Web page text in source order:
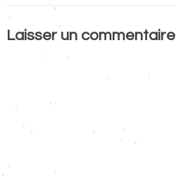
Laisser un commentaire